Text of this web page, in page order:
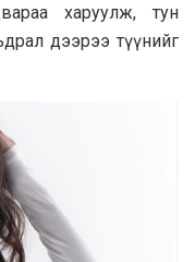
харуулж, тун
дээрээ түүнийг